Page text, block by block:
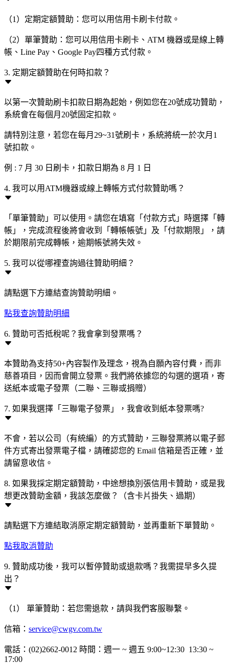
（1）定期定額贊助：您可以用信用卡刷卡付款。
（2）單筆贊助：您可以用信用卡刷卡、ATM 機器或是線上轉
帳、Line Pay、Google Pay四種方式付款。
3. 定期定額贊助在何時扣款？
以第一次贊助刷卡扣款日期為起始，例如您在20號成功贊助，
系統會在每個月20號固定扣款。
請特別注意，若您在每月29~31號刷卡，系統將統一於次月1
號扣款。
例 : 7 月 30 日刷卡，扣款日期為 8 月 1 日
4. 我可以用ATM機器或線上轉帳方式付款贊助嗎？
「單筆贊助」可以使用。請您在填寫「付款方式」時選擇「轉
帳」，完成流程後將會收到「轉帳帳號」及「付款期限」，請
於期限前完成轉帳，逾期帳號將失效。
5. 我可以從哪裡查詢過往贊助明細？
請點選下方連結查詢贊助明細。
點我查詢贊助明細
6. 贊助可否抵稅呢？我會拿到發票嗎？
本贊助為支持50+內容製作及理念，視為自願內容付費，而非
慈善項目，因而會開立發票。我們將依據您的勾選的選項，寄
送紙本或電子發票（二聯、三聯或捐贈）
7. 如果我選擇「三聯電子發票」，我會收到紙本發票嗎?
不會，若以公司（有統編）的方式贊助，三聯發票將以電子郵
件方式寄出發票電子檔，請確認您的 Email 信箱是否正確，並
請留意收信。
8. 如果我採定期定額贊助，中途想換別張信用卡贊助，或是我
想更改贊助金額，我該怎麼做？（含卡片掛失、過期）
請點選下方連結取消原定期定額贊助，並再重新下單贊助。
點我取消贊助
9. 贊助成功後，我可以暫停贊助或退款嗎？我需提早多久提
出？
（1） 單筆贊助：若您需退款，請與我們客服聯繫。
信箱： service@cwgv.com.tw
電話：(02)2662-0012 時間：週一 ~ 週五 9:00~12:30 13:30 ~
17:00